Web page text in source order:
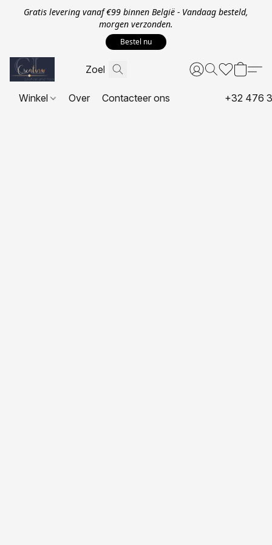
Gratis levering vanaf €99 binnen België - Vandaag besteld,
morgen verzonden.
Bestel nu
Winkel Over Contacteer ons +32 476